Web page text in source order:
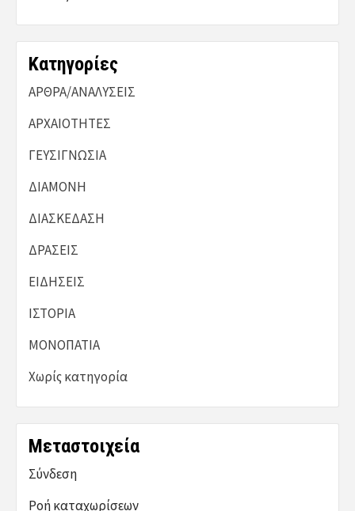
Kατηγορίες
ΑΡΘΡΑ/ΑΝΑΛΥΣΕΙΣ
ΑΡΧΑΙΟΤΗΤΕΣ
ΓΕΥΣΙΓΝΩΣΙΑ
ΔΙΑΜΟΝΗ
ΔΙΑΣΚΕΔΑΣΗ
ΔΡΑΣΕΙΣ
ΕΙΔΗΣΕΙΣ
ΙΣΤΟΡΙΑ
ΜΟΝΟΠΑΤΙΑ
Χωρίς κατηγορία
Μεταστοιχεία
Σύνδεση
Ροή καταχωρίσεων